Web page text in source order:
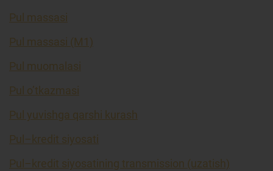
Pul massasi
Pul massasi (M1)
Pul muomalasi
Pul o’tkazmasi
Pul yuvishga qarshi kurash
Pul–kredit siyosati
Pul–kredit siyosatining transmission (uzatish)